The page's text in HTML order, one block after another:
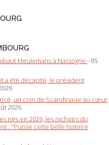
Meulemans à Nassogne - 05
a été décapité, le président
un coin de Scandinavie au cœur
2026
nés en 2026, les nichoirs du
: "Puisse cette belle histoire